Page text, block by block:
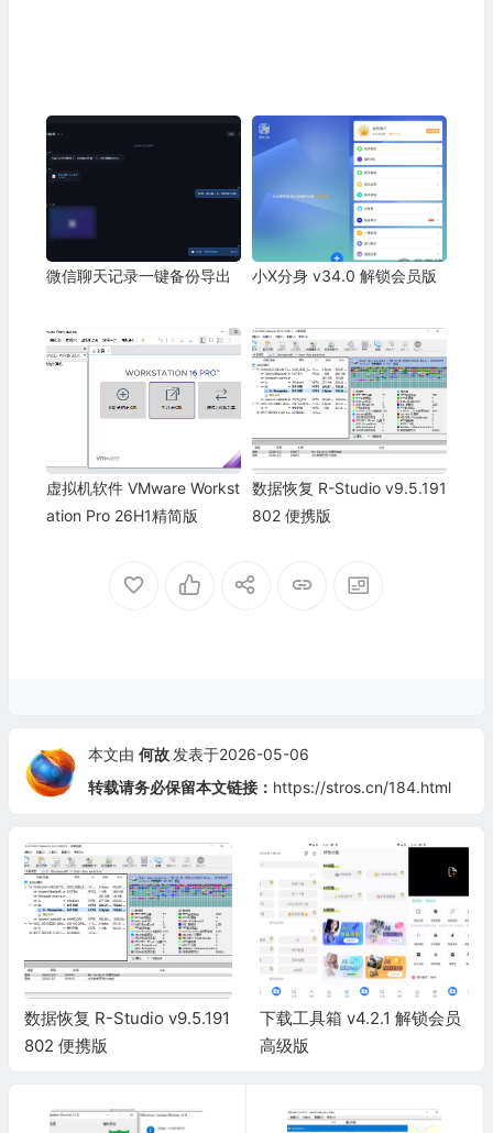
微信聊天记录一键备份导出 小X分身 v34.0 解锁会员版
虚拟机软件 VMware Workst
ation Pro 26H1精简版
数据恢复 R-Studio v9.5.191
802 便携版
本文由 何故 发表于2026-05-06
转载请务必保留本文链接： https://stros.cn/184.html
数据恢复 R-Studio v9.5.191
802 便携版
下载工具箱 v4.2.1 解锁会员
高级版